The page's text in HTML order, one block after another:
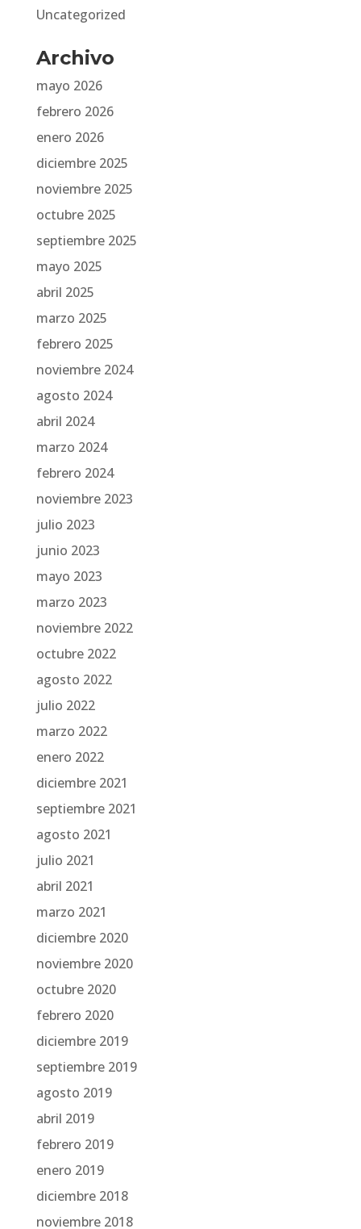
Uncategorized
Archivo
mayo 2026
febrero 2026
enero 2026
diciembre 2025
noviembre 2025
octubre 2025
septiembre 2025
mayo 2025
abril 2025
marzo 2025
febrero 2025
noviembre 2024
agosto 2024
abril 2024
marzo 2024
febrero 2024
noviembre 2023
julio 2023
junio 2023
mayo 2023
marzo 2023
noviembre 2022
octubre 2022
agosto 2022
julio 2022
marzo 2022
enero 2022
diciembre 2021
septiembre 2021
agosto 2021
julio 2021
abril 2021
marzo 2021
diciembre 2020
noviembre 2020
octubre 2020
febrero 2020
diciembre 2019
septiembre 2019
agosto 2019
abril 2019
febrero 2019
enero 2019
diciembre 2018
noviembre 2018